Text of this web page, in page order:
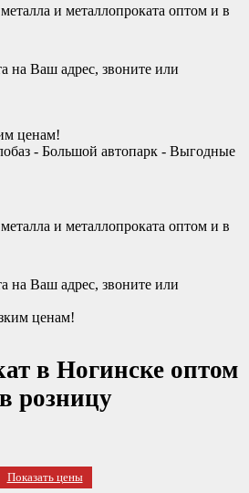
и металлопроката оптом и в
на Ваш адрес, звоните или
ценам!
- Большой автопарк - Выгодные
и металлопроката оптом и в
на Ваш адрес, звоните или
в Ногинске оптом
розницу
Показать цены